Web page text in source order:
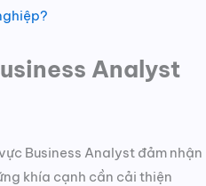
Analyst
Business Analyst đảm nhận
khía cạnh cần cải thiện